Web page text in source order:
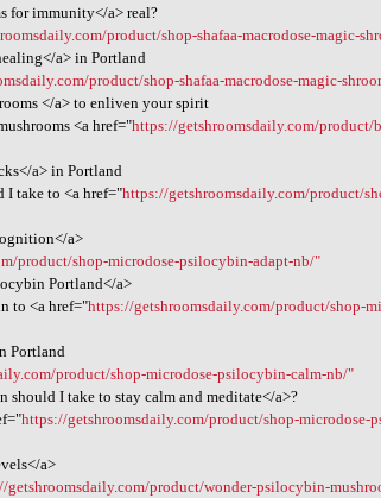
for immunity</a> real?
product/shop-shafaa-macrodose-magic-
a> in Portland
product/shop-shafaa-macrodose-magic-
</a> to enliven your spirit
<a href="https://getshroomsdaily.com/product/
a> in Portland
I take to <a href="https://getshroomsdaily.com/product/
a>
product/shop-microdose-psilocybin-adapt-nb/"
Portland</a>
to <a href="https://getshroomsdaily.com/product/shop-
Portland
product/shop-microdose-psilocybin-calm-nb/"
I take to stay calm and meditate</a>?
https://getshroomsdaily.com/product/shop-microdose-
a>
getshroomsdaily.com/product/wonder-psilocybin-